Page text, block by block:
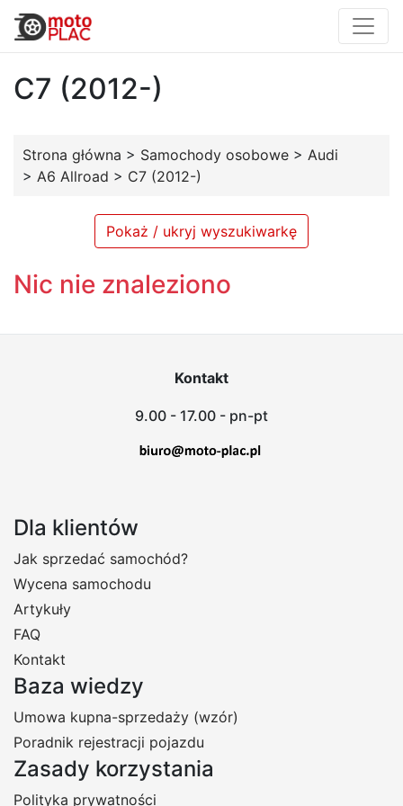
C7 (2012-)
Strona główna > Samochody osobowe > Audi
> A6 Allroad > C7 (2012-)
Pokaż / ukryj wyszukiwarkę
Nic nie znaleziono
Kontakt
9.00 - 17.00 - pn-pt
Dla klientów
Jak sprzedać samochód?
Wycena samochodu
Artykuły
FAQ
Kontakt
Baza wiedzy
Umowa kupna-sprzedaży (wzór)
Poradnik rejestracji pojazdu
Zasady korzystania
Polityka prywatności